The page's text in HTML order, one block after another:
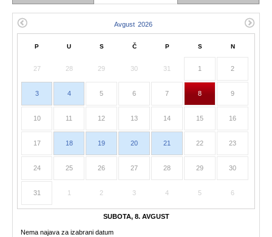
P U S Č P S N
27 28 29 30 31 1 2
3 4 5 6 7 8 9
10 11 12 13 14 15 16
17 18 19 20 21 22 23
24 25 26 27 28 29 30
31 1 2 3 4 5 6
SUBOTA, 8. AVGUST
Nema najava za izabrani datum